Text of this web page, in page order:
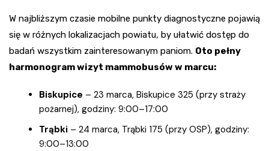
W najbliższym czasie mobilne punkty diagnostyczne pojawią
się w różnych lokalizacjach powiatu, by ułatwić dostęp do
badań wszystkim zainteresowanym paniom. Oto pełny
harmonogram wizyt mammobusów w marcu:
Biskupice – 23 marca, Biskupice 325 (przy straży
pożarnej), godziny: 9:00–17:00
Trąbki – 24 marca, Trąbki 175 (przy OSP), godziny:
9:00–13:00